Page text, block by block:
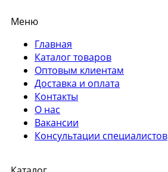
Меню
Главная
Каталог товаров
Оптовым клиентам
Доставка и оплата
Контакты
О нас
Вакансии
Консультации специалистов